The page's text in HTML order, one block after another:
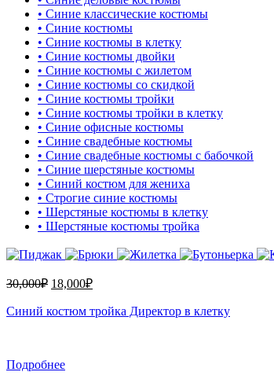
• Синие классические костюмы
• Синие костюмы
• Синие костюмы в клетку
• Синие костюмы двойки
• Синие костюмы с жилетом
• Синие костюмы со скидкой
• Синие костюмы тройки
• Синие костюмы тройки в клетку
• Синие офисные костюмы
• Синие свадебные костюмы
• Синие свадебные костюмы с бабочкой
• Синие шерстяные костюмы
• Синий костюм для жениха
• Строгие синие костюмы
• Шерстяные костюмы в клетку
• Шерстяные костюмы тройка
30,000₽ 18,000₽
Синий костюм тройка Директор в клетку
Подробнее